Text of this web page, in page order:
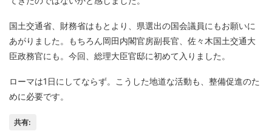
国土交通省、財務省はもとより、県選出の国会議員にもお願いに
あがりました。もちろん岡田内閣官房副長官、佐々木国土交通大
臣政務官にも。今回、総理大臣官邸に初めて入りました。
ローマは1日にしてならず。こうした地道な活動も、整備促進のた
めに必要です。
共有: